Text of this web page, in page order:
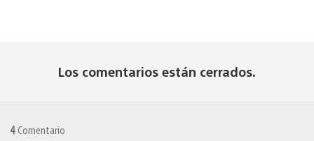
Los comentarios están cerrados.
4 Comentario